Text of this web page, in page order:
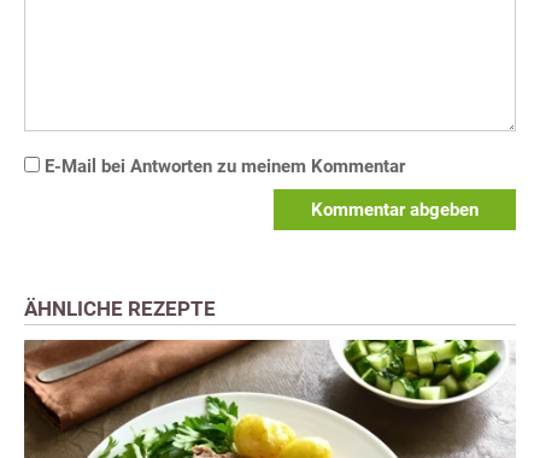
E-Mail bei Antworten zu meinem Kommentar
Kommentar abgeben
ÄHNLICHE REZEPTE